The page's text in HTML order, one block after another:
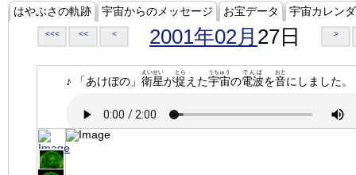
はやぶさの軌跡 宇宙からのメッセージ お宝データ 宇宙カレン
<<< << < 2001年02月 27日 >
♪ 「あけぼの」 衛星
えいせい
が捉
とら
えた宇宙
うちゅう
の電波
でんぱ
を音
おと
にしました。